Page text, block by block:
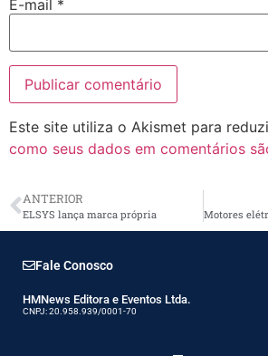
E-mail *
Este site utiliza o Akismet para
como seus dados em comentários
ANTERIOR
ELSYS lança marca própria
Fale Conosco
HMNews Editora e Eventos Ltda.
CNPJ: 20.958.939/0001-70